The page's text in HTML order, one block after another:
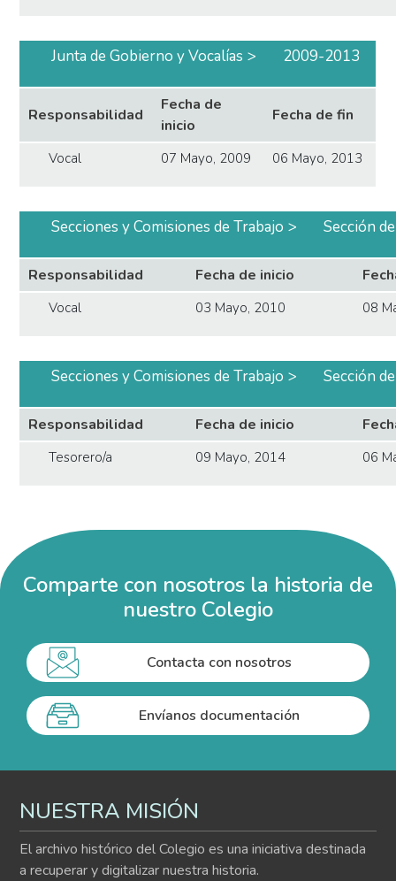
Junta de Gobierno y Vocalías 2009-2013
Responsabilidad
Fecha de
inicio
Fecha de fin
Vocal 07 Mayo, 2009 06 Mayo, 2013
Secciones y Comisiones de Trabajo Sección
Responsabilidad Fecha de inicio
Vocal 03 Mayo, 2010 08
Secciones y Comisiones de Trabajo Sección
Responsabilidad Fecha de inicio
Tesorero/a 09 Mayo, 2014 06
Comparte con nosotros la historia de
nuestro Colegio
Contacta con nosotros
Envíanos documentación
NUESTRA MISIÓN
El archivo histórico del Colegio es una iniciativa destinada
a recuperar y digitalizar nuestra historia.